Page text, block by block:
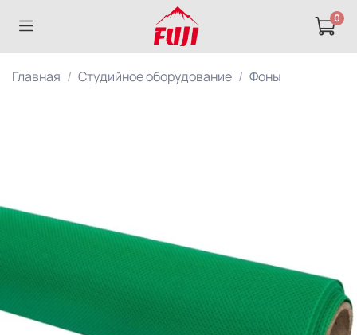
0
Главная Студийное оборудование Фоны